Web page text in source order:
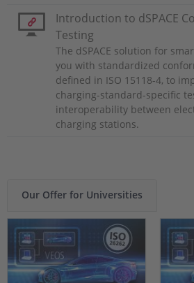
Introduction to dSPACE
Testing
The dSPACE solution for
you with standardized
defined in ISO 15118-4, to
charging-standard-specific
interoperability between
charging stations.
Our Offer for Universities